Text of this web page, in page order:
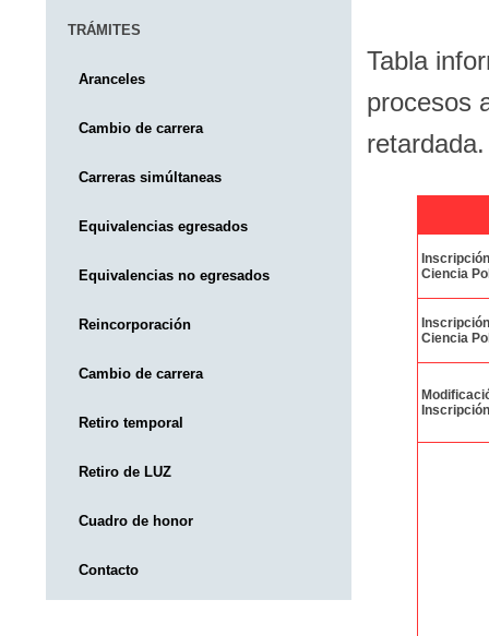
TRÁMITES
Aranceles
Cambio de carrera
Carreras simúltaneas
Equivalencias egresados
Equivalencias no egresados
Reincorporación
Cambio de carrera
Retiro temporal
Retiro de LUZ
Cuadro de honor
Contacto
Tabla
procesos
retardada.
Ciencia
Ciencia